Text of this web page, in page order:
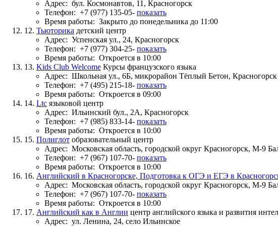
Адрес: бул. Космонавтов, 11, Красногорск
Телефон: +7 (977) 135-05- показать
Время работы: Закрыто до понедельника до 11:00
12. Тьюторика детский центр
Адрес: Успенская ул., 24, Красногорск
Телефон: +7 (977) 304-25- показать
Время работы: Откроется в 10:00
13. Kids Club Welcome Курсы французского языка
Адрес: Школьная ул., 6Б, микрорайон Тёплый Бетон, Красногорск
Телефон: +7 (495) 215-18- показать
Время работы: Откроется в 09:00
14. Ltc языковой центр
Адрес: Ильинский бул., 2А, Красногорск
Телефон: +7 (985) 833-14- показать
Время работы: Откроется в 10:00
15. Полиглот образовательный центр
Адрес: Московская область, городской округ Красногорск, М-9
Телефон: +7 (967) 107-70- показать
Время работы: Откроется в 10:00
16. Английский в Красногорске, Подготовка к ОГЭ и ЕГЭ в
Адрес: Московская область, городской округ Красногорск, М-9
Телефон: +7 (967) 107-70- показать
Время работы: Откроется в 10:00
17. Английский как в Англии центр английского языка и развития
Адрес: ул. Ленина, 24, село Ильинское